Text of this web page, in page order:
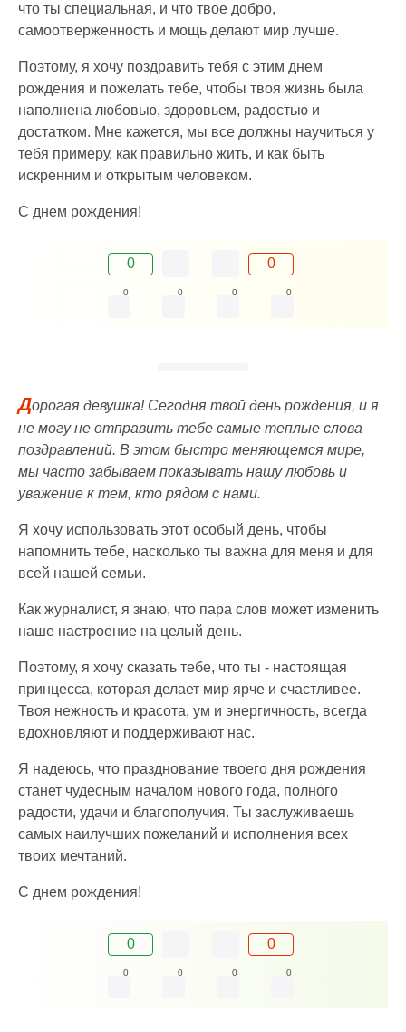
что ты специальная, и что твое добро,
самоотверженность и мощь делают мир лучше.
Поэтому, я хочу поздравить тебя с этим днем
рождения и пожелать тебе, чтобы твоя жизнь была
наполнена любовью, здоровьем, радостью и
достатком. Мне кажется, мы все должны научиться у
тебя примеру, как правильно жить, и как быть
искренним и открытым человеком.
С днем рождения!
0 0
0 0 0 0
Дорогая девушка! Сегодня твой день рождения, и я
не могу не отправить тебе самые теплые слова
поздравлений. В этом быстро меняющемся мире,
мы часто забываем показывать нашу любовь и
уважение к тем, кто рядом с нами.
Я хочу использовать этот особый день, чтобы
напомнить тебе, насколько ты важна для меня и для
всей нашей семьи.
Как журналист, я знаю, что пара слов может изменить
наше настроение на целый день.
Поэтому, я хочу сказать тебе, что ты - настоящая
принцесса, которая делает мир ярче и счастливее.
Твоя нежность и красота, ум и энергичность, всегда
вдохновляют и поддерживают нас.
Я надеюсь, что празднование твоего дня рождения
станет чудесным началом нового года, полного
радости, удачи и благополучия. Ты заслуживаешь
самых наилучших пожеланий и исполнения всех
твоих мечтаний.
С днем рождения!
0 0
0 0 0 0